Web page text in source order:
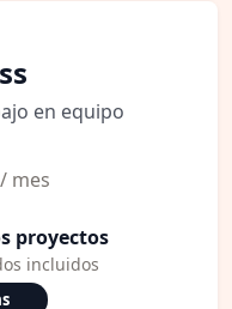
en equipo
/ mes
proyectos
incluidos